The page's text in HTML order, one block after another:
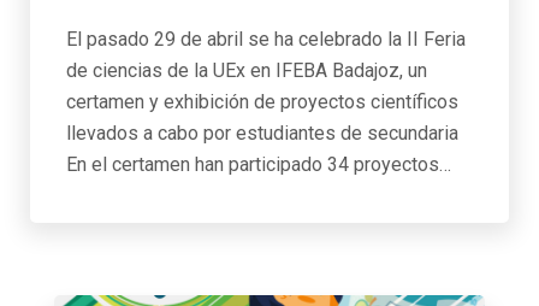
El pasado 29 de abril se ha celebrado la II Feria
de ciencias de la UEx en IFEBA Badajoz, un
certamen y exhibición de proyectos científicos
llevados a cabo por estudiantes de secundaria
En el certamen han participado 34 proyectos…